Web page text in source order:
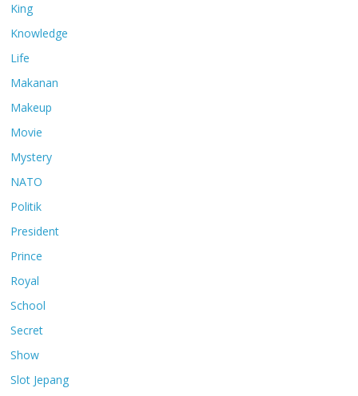
King
Knowledge
Life
Makanan
Makeup
Movie
Mystery
NATO
Politik
President
Prince
Royal
School
Secret
Show
Slot Jepang